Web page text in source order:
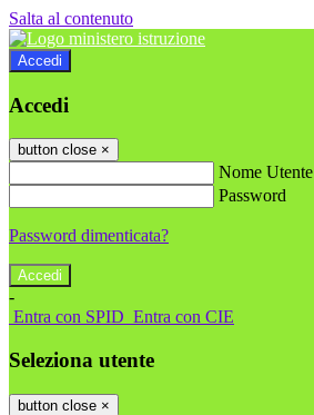
Salta al contenuto
Accedi
Accedi
button close ×
Nome Utente
Password
Password dimenticata?
-
Entra con SPID Entra con CIE
Seleziona utente
button close ×